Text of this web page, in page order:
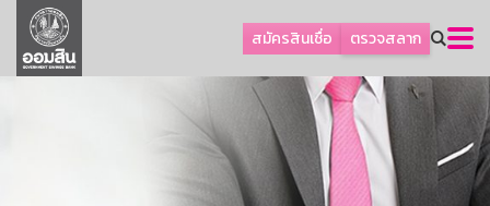
สมัครสินเชื่อ ตรวจสลาก
ลูกค้าธุรกิจ
ลูกค้าผู้ประกอบรายย่อย